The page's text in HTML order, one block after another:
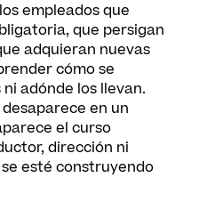
empleados que
que persigan
adquieran nuevas
cómo se
adónde los llevan.
en un
el curso
dirección ni
esté construyendo